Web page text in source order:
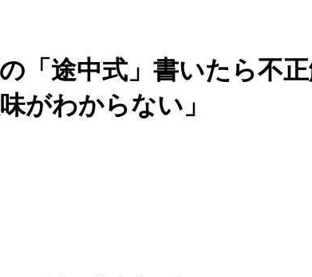
「途中式」書いたら不
がわからない」